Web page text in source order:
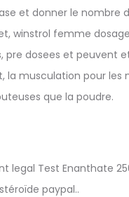
et donner le nombre
winstrol femme
pre dosees et peuvent
musculation pour les
que la poudre.
legal Test Enanthate
paypal..